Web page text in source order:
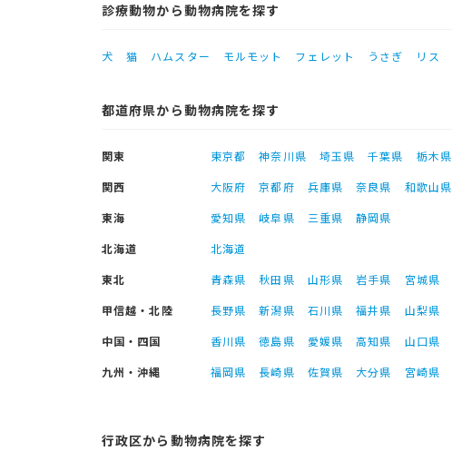
診療動物から動物病院を探す
犬 猫 ハムスター モルモット フェレット うさぎ リス
都道府県から動物病院を探す
関東 東京都 神奈川県 埼玉県 千葉県 栃木県
関西
大阪府 京都府 兵庫県 奈良県 和歌山県
東海
愛知県 岐阜県 三重県
静岡県
北海道
北海道
東北
青森県 秋田県 山形県 岩手県 宮城県
甲信越・北陸
長野県 新潟県 石川県 福井県 山梨県
中国・四国
香川県 徳島県 愛媛県 高知県 山口県
九州・沖縄
福岡県 長崎県 佐賀県 大分県 宮崎県
行政区から動物病院を探す